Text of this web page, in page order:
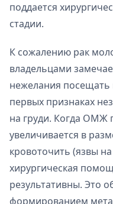
поддается
стадии.
К сожалению рак
владельцами
нежелания посещать
первых признаках
на груди. Когда ОМЖ
увеличивается в
кровоточить (язвы
хирургическая
результативны. Это
формированием